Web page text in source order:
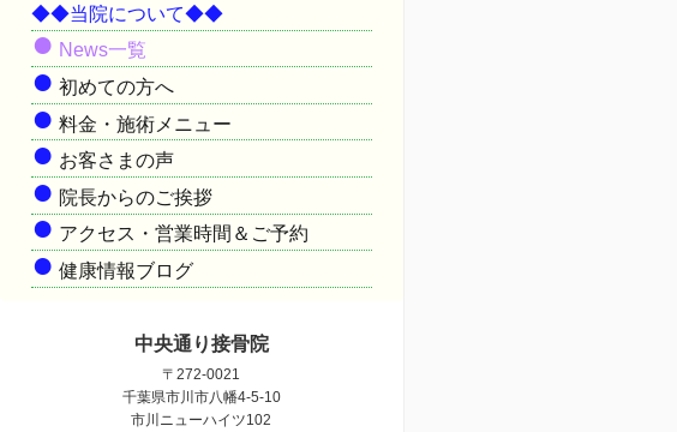
◆◆当院について◆◆
● News一覧
● 初めての方へ
● 料金・施術メニュー
● お客さまの声
● 院長からのご挨拶
● アクセス・営業時間＆ご予約
● 健康情報ブログ
中央通り接骨院
〒272-0021
千葉県市川市八幡4-5-10
市川ニューハイツ102